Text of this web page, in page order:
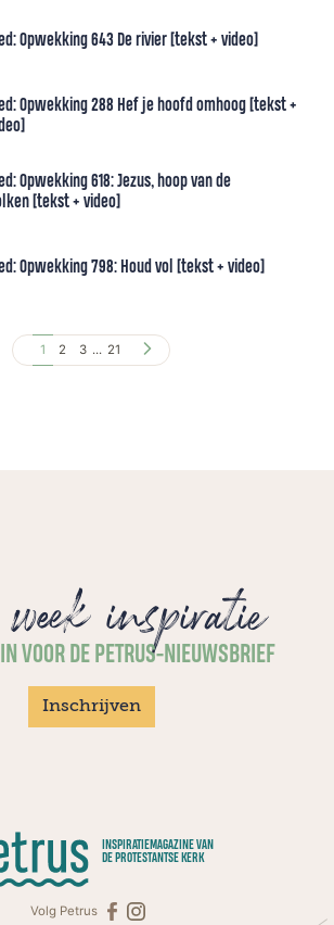
Opwekking 643 De rivier [tekst + video]
Opwekking 288 Hef je hoofd omhoog [tekst +
Opwekking 618: Jezus, hoop van de
[tekst + video]
Opwekking 798: Houd vol [tekst + video]
1 2 3 ... 21
inspiratie
VOOR DE PETRUS-NIEUWSBRIEF
Inschrijven
INSPIRATIEMAGAZINE VAN
DE PROTESTANTSE KERK
Volg Petrus